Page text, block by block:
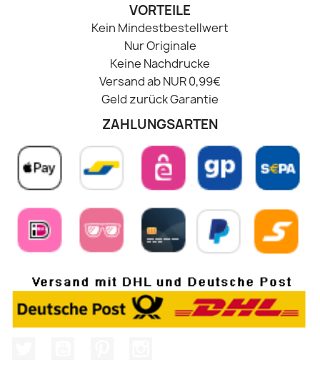
VORTEILE
Kein Mindestbestellwert
Nur Originale
Keine Nachdrucke
Versand ab NUR 0,99€
Geld zurück Garantie
ZAHLUNGSARTEN